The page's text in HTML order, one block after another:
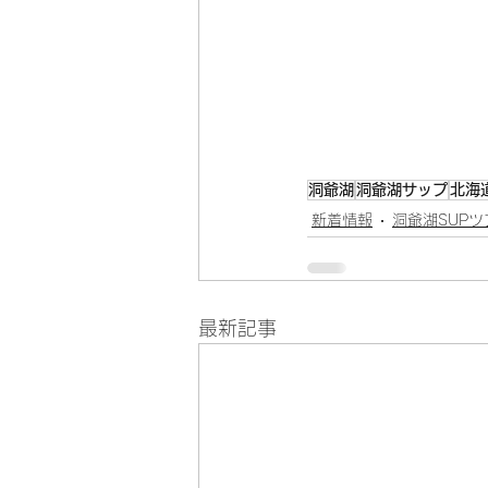
洞爺湖 洞爺湖サップ北海
新着情報
洞爺湖SUPツ
最新記事